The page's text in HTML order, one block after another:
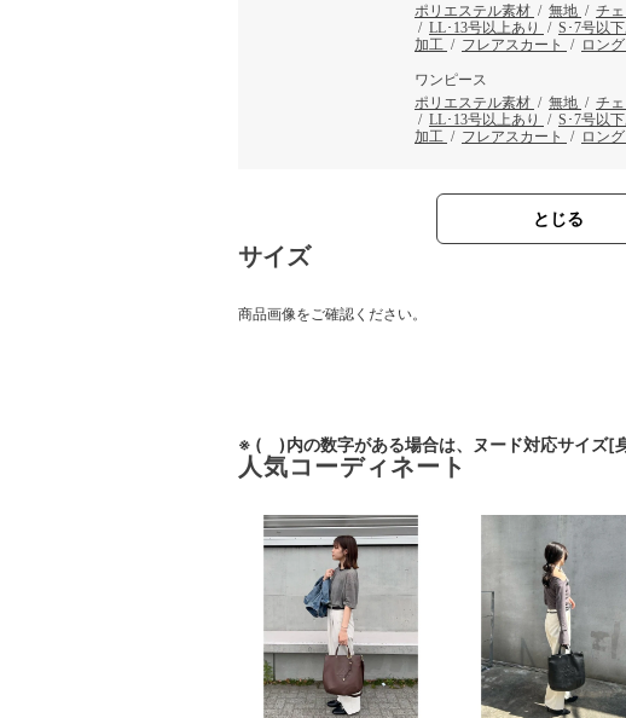
ポリエステル素材 / 無地 / チ
/ LL･13号以上あり / S･7号以下
加工 / フレアスカート / ロン
ワンピース
ポリエステル素材 / 無地 / チ
/ LL･13号以上あり / S･7号以下
加工 / フレアスカート / ロン
とじる
サイズ
商品画像をご確認ください。
※ ( )内の数字がある場合は、ヌード対応サイズ[
人気コーディネート